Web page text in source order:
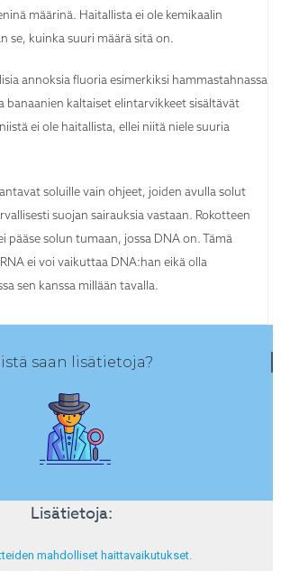
määrinä. Haitallista ei ole kemikaalin
se, kuinka suuri määrä sitä on.
annoksia fluoria esimerkiksi hammastahnassa
banaanien kaltaiset elintarvikkeet sisältävät
ei ole haitallista, ellei niitä niele suuria
soluille vain ohjeet, joiden avulla solut
suojan sairauksia vastaan. Rokotteen
pääse solun tumaan, jossa DNA on. Tämä
ei voi vaikuttaa DNA:han eikä olla
sen kanssa millään tavalla.
saan lisätietoja?
Lisätietoja:
mahdolliset haittavaikutukset.